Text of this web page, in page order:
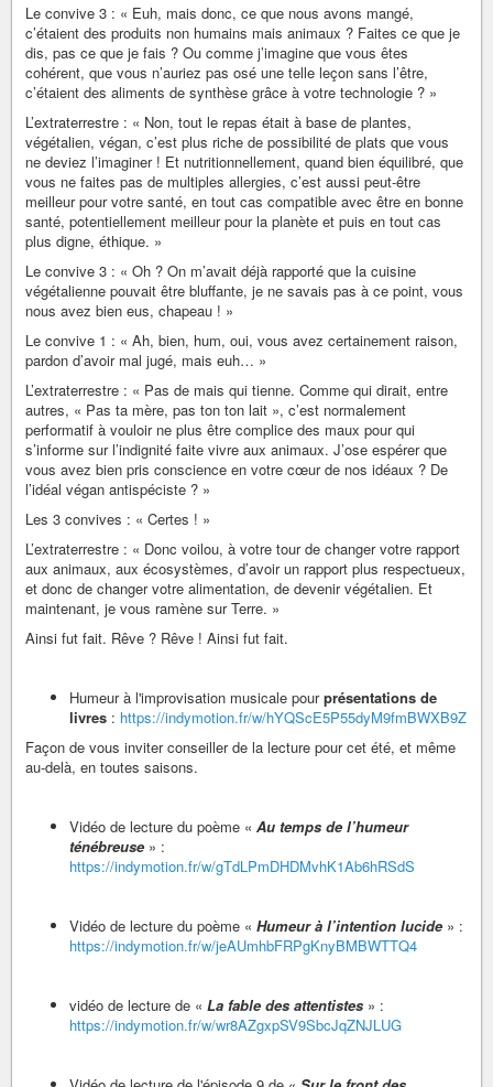
Le convive 3 : « Euh, mais donc, ce que nous avons mangé,
c’étaient des produits non humains mais animaux ? Faites ce que je
dis, pas ce que je fais ? Ou comme j’imagine que vous êtes
cohérent, que vous n’auriez pas osé une telle leçon sans l’être,
c’étaient des aliments de synthèse grâce à votre technologie ? »
L’extraterrestre : « Non, tout le repas était à base de plantes,
végétalien, végan, c’est plus riche de possibilité de plats que vous
ne deviez l’imaginer ! Et nutritionnellement, quand bien équilibré, que
vous ne faites pas de multiples allergies, c’est aussi peut-être
meilleur pour votre santé, en tout cas compatible avec être en bonne
santé, potentiellement meilleur pour la planète et puis en tout cas
plus digne, éthique. »
Le convive 3 : « Oh ? On m’avait déjà rapporté que la cuisine
végétalienne pouvait être bluffante, je ne savais pas à ce point, vous
nous avez bien eus, chapeau ! »
Le convive 1 : « Ah, bien, hum, oui, vous avez certainement raison,
pardon d’avoir mal jugé, mais euh… »
L’extraterrestre : « Pas de mais qui tienne. Comme qui dirait, entre
autres, « Pas ta mère, pas ton ton lait », c’est normalement
performatif à vouloir ne plus être complice des maux pour qui
s’informe sur l’indignité faite vivre aux animaux. J’ose espérer que
vous avez bien pris conscience en votre cœur de nos idéaux ? De
l’idéal végan antispéciste ? »
Les 3 convives : « Certes ! »
L’extraterrestre : « Donc voilou, à votre tour de changer votre rapport
aux animaux, aux écosystèmes, d’avoir un rapport plus respectueux,
et donc de changer votre alimentation, de devenir végétalien. Et
maintenant, je vous ramène sur Terre. »
Ainsi fut fait. Rêve ? Rêve ! Ainsi fut fait.
Humeur à l'improvisation musicale pourprésentations de
livres : https://indymotion.fr/w/hYQScE5P55dyM9fmBWXB9Z
Façon de vous inviter conseiller de la lecture pour cet été, et même
au-delà, en toutes saisons.
Vidéo de lecture du poème « Au temps de l’humeur
ténébreuse » :
https://indymotion.fr/w/gTdLPmDHDMvhK1Ab6hRSdS
Vidéo de lecture du poème « Humeur à l’intention lucide » :
https://indymotion.fr/w/jeAUmhbFRPgKnyBMBWTTQ4
vidéo de lecture de « La fable des attentistes » :
https://indymotion.fr/w/wr8AZgxpSV9SbcJqZNJLUG